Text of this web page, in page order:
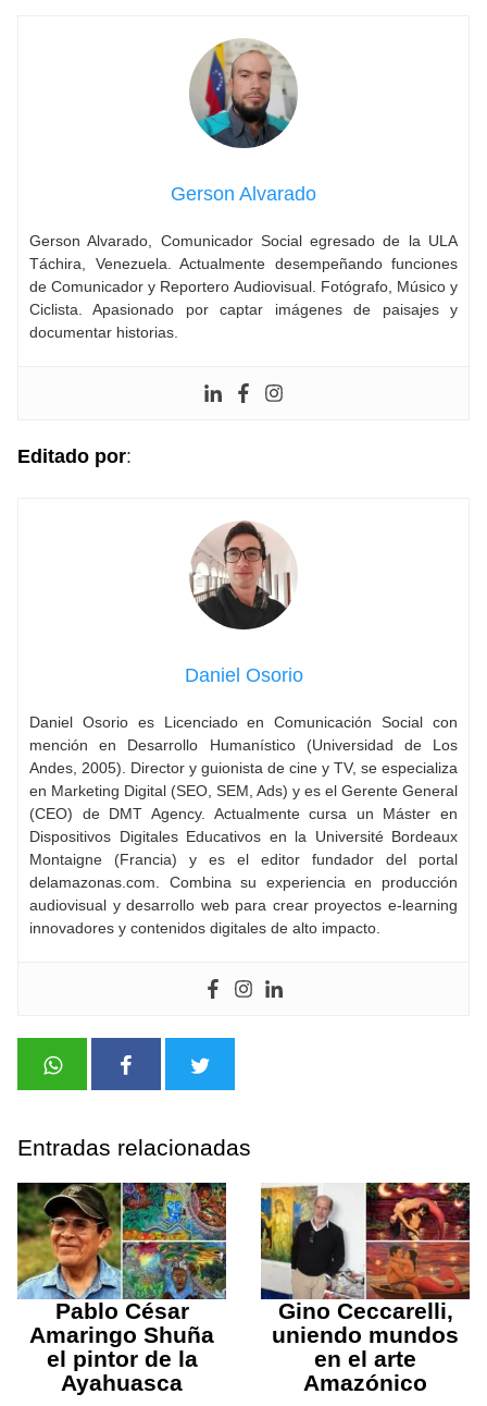
Gerson Alvarado
Gerson Alvarado, Comunicador Social egresado de la ULA
Táchira, Venezuela. Actualmente desempeñando funciones
de Comunicador y Reportero Audiovisual. Fotógrafo, Músico y
Ciclista. Apasionado por captar imágenes de paisajes y
documentar historias.
Editado por:
Daniel Osorio
Daniel Osorio es Licenciado en Comunicación Social con
mención en Desarrollo Humanístico (Universidad de Los
Andes, 2005). Director y guionista de cine y TV, se especializa
en Marketing Digital (SEO, SEM, Ads) y es el Gerente General
(CEO) de DMT Agency. Actualmente cursa un Máster en
Dispositivos Digitales Educativos en la Université Bordeaux
Montaigne (Francia) y es el editor fundador del portal
delamazonas.com. Combina su experiencia en producción
audiovisual y desarrollo web para crear proyectos e-learning
innovadores y contenidos digitales de alto impacto.
Entradas relacionadas
Pablo César
Amaringo Shuña
el pintor de la
Ayahuasca
Gino Ceccarelli,
uniendo mundos
en el arte
Amazónico